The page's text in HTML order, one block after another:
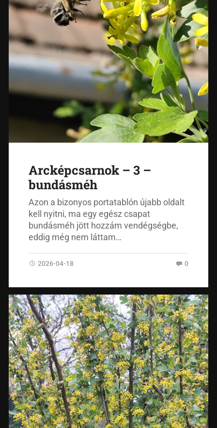
Arcképcsarnok – 3 –
bundásméh
Azon a bizonyos portatablón újabb oldalt
kell nyitni, ma egy egész csapat
bundásméh jött hozzám vendégségbe,
eddig még nem láttam…
2026-04-18 0